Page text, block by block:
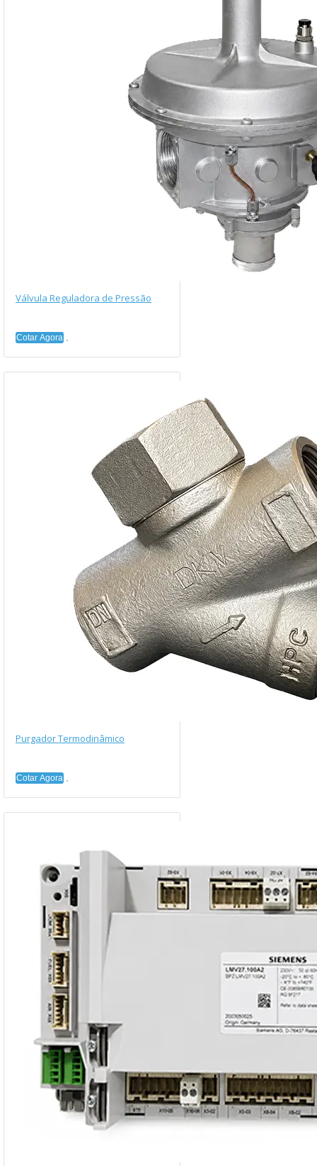
Válvula Reguladora de Pressão
Cotar Agora
Purgador Termodinâmico
Cotar Agora